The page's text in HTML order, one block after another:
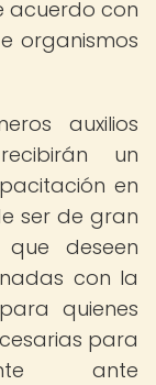
acuerdo con
organismos
auxilios
un
en
ser de gran
deseen
con la
quienes
para
ante